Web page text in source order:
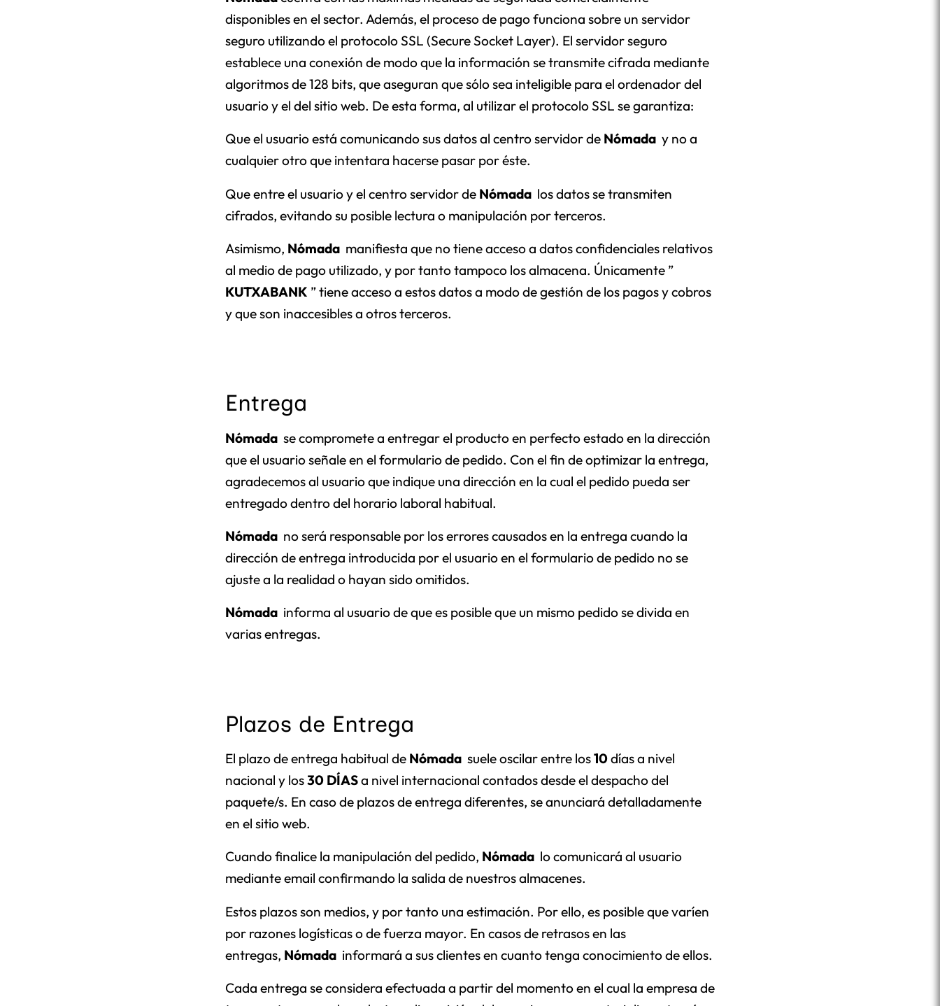
disponibles en el sector. Además, el proceso de pago funciona sobre un servidor
seguro utilizando el protocolo SSL (Secure Socket Layer). El servidor seguro
establece una conexión de modo que la información se transmite cifrada mediante
algoritmos de 128 bits, que aseguran que sólo sea inteligible para el ordenador del
usuario y el del sitio web. De esta forma, al utilizar el protocolo SSL se garantiza:
Que el usuario está comunicando sus datos al centro servidor de Nómada y no a
cualquier otro que intentara hacerse pasar por éste.
Que entre el usuario y el centro servidor de Nómada los datos se transmiten
cifrados, evitando su posible lectura o manipulación por terceros.
Asimismo, Nómada manifiesta que no tiene acceso a datos confidenciales relativos
al medio de pago utilizado, y por tanto tampoco los almacena. Únicamente ”
KUTXABANK ” tiene acceso a estos datos a modo de gestión de los pagos y cobros
y que son inaccesibles a otros terceros.
Entrega
Nómada se compromete a entregar el producto en perfecto estado en la dirección
que el usuario señale en el formulario de pedido. Con el fin de optimizar la entrega,
agradecemos al usuario que indique una dirección en la cual el pedido pueda ser
entregado dentro del horario laboral habitual.
Nómada no será responsable por los errores causados en la entrega cuando la
dirección de entrega introducida por el usuario en el formulario de pedido no se
ajuste a la realidad o hayan sido omitidos.
Nómada informa al usuario de que es posible que un mismo pedido se divida en
varias entregas.
Plazos de Entrega
El plazo de entrega habitual de Nómada suele oscilar entre los10días a nivel
nacional y los30 DÍASa nivel internacional contados desde el despacho del
paquete/s. En caso de plazos de entrega diferentes, se anunciará detalladamente
en el sitio web.
Cuando finalice la manipulación del pedido, Nómada lo comunicará al usuario
mediante email confirmando la salida de nuestros almacenes.
Estos plazos son medios, y por tanto una estimación. Por ello, es posible que varíen
por razones logísticas o de fuerza mayor. En casos de retrasos en las
entregas, Nómada informará a sus clientes en cuanto tenga conocimiento de ellos.
Cada entrega se considera efectuada a partir del momento en el cual la empresa de